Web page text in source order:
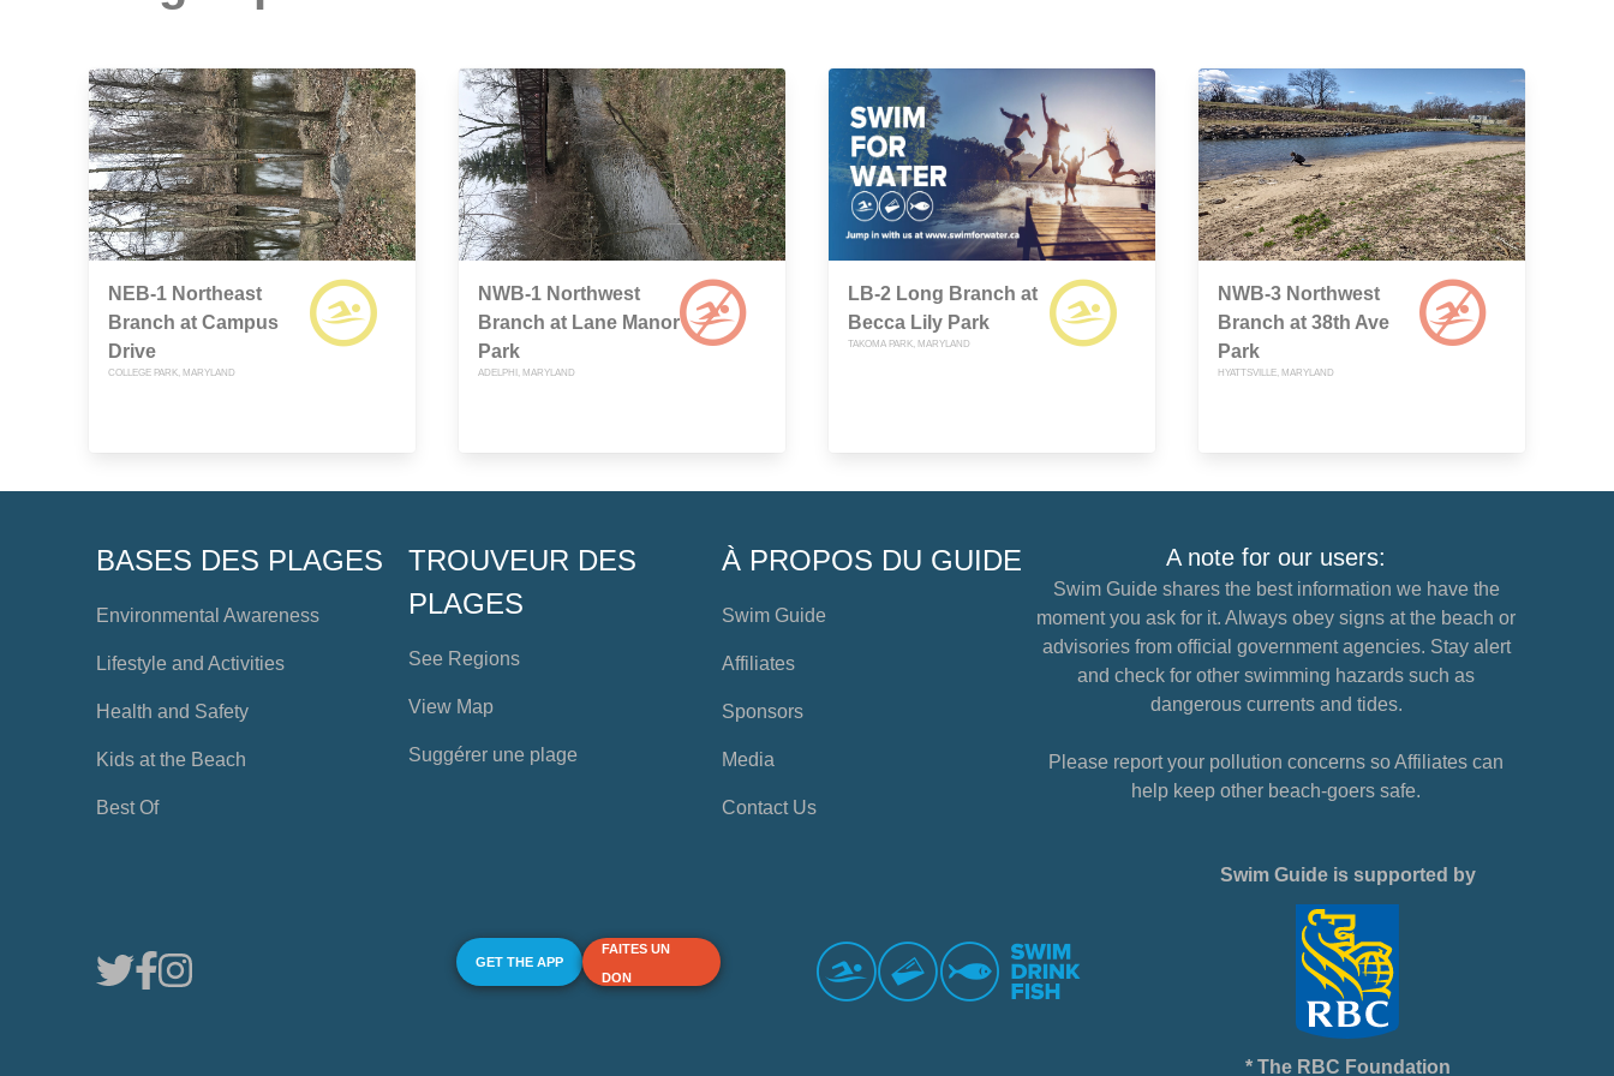
NEB-1 Northeast
Branch at Campus
Drive
COLLEGE PARK, MARYLAND
NWB-1 Northwest
Branch at Lane Manor
Park
ADELPHI, MARYLAND
LB-2 Long Branch at
Becca Lily Park
TAKOMA PARK, MARYLAND
NWB-3 Northwest
Branch at 38th Ave
Park
HYATTSVILLE, MARYLAND
BASES DES PLAGES
Environmental Awareness
Lifestyle and Activities
Health and Safety
Kids at the Beach
Best Of
TROUVEUR DES
PLAGES
See Regions
View Map
Suggérer une plage
À PROPOS DU GUIDE
Swim Guide
Affiliates
Sponsors
Media
Contact Us
A note for our users:
Swim Guide shares the best information we have the
moment you ask for it. Always obey signs at the beach or
advisories from official government agencies. Stay alert
and check for other swimming hazards such as
dangerous currents and tides.
Please report your pollution concerns so Affiliates can
help keep other beach-goers safe.
GET THE APP
FAITES UN
DON
Swim Guide is supported by
* The RBC Foundation